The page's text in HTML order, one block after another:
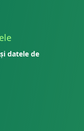
datele de